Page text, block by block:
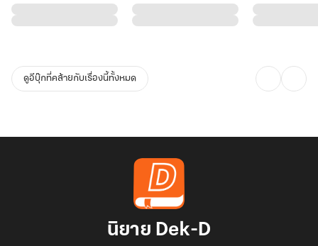
ดูอีบุ๊กที่คล้ายกับเรื่องนี้ทั้งหมด
นิยาย Dek-D